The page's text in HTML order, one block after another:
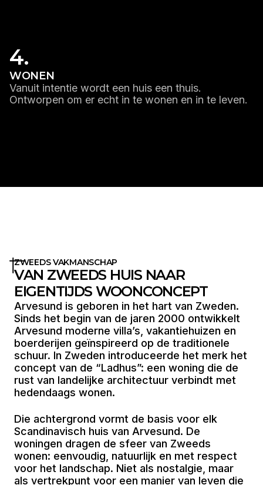
4.
WONEN
Vanuit intentie wordt een huis een thuis.
Ontworpen om er echt in te wonen en in te leven.
ZWEEDS VAKMANSCHAP
VAN ZWEEDS HUIS NAAR
EIGENTIJDS WOONCONCEPT
Arvesund is geboren in het hart van Zweden.
Sinds het begin van de jaren 2000 ontwikkelt
Arvesund moderne villa’s, vakantiehuizen en
boerderijen geïnspireerd op de traditionele
schuur. In Zweden introduceerde het merk het
concept van de “Ladhus”: een woning die de
rust van landelijke architectuur verbindt met
hedendaags wonen.
Die achtergrond vormt de basis voor elk
Scandinavisch huis van Arvesund. De
woningen dragen de sfeer van Zweeds
wonen: eenvoudig, natuurlijk en met respect
voor het landschap. Niet als nostalgie, maar
als vertrekpunt voor een manier van leven die